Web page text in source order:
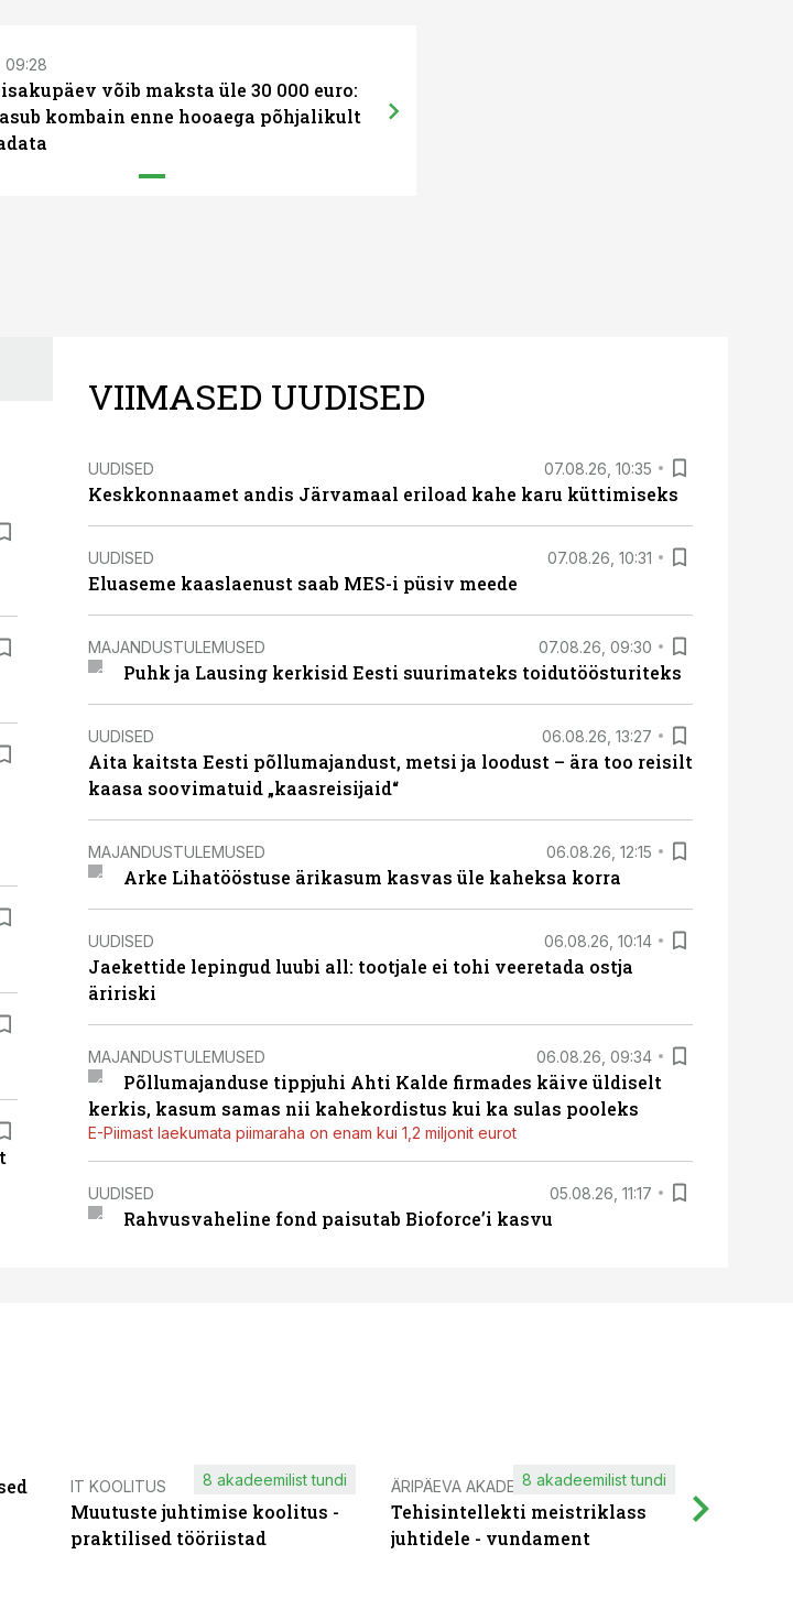
09:28
võib maksta üle 30 000 euro:
kombain enne hooaega põhjalikult
VIIMASED UUDISED
UUDISED 07.08.26, 10:35
Keskkonnaamet andis Järvamaal eriload kahe karu küttimiseks
UUDISED 07.08.26, 10:31
Eluaseme kaaslaenust saab MES-i püsiv meede
MAJANDUSTULEMUSED 07.08.26, 09:30
Puhk ja Lausing kerkisid Eesti suurimateks toidutöösturiteks
UUDISED 06.08.26, 13:27
Aita kaitsta Eesti põllumajandust, metsi ja loodust – ära too reisilt
kaasa soovimatuid „kaasreisijaid“
MAJANDUSTULEMUSED 06.08.26, 12:15
Arke Lihatööstuse ärikasum kasvas üle kaheksa korra
UUDISED 06.08.26, 10:14
Jaekettide lepingud luubi all: tootjale ei tohi veeretada ostja
äririski
MAJANDUSTULEMUSED 06.08.26, 09:34
Põllumajanduse tippjuhi Ahti Kalde firmades käive üldiselt
kerkis, kasum samas nii kahekordistus kui ka sulas pooleks
E-Piimast laekumata piimaraha on enam kui 1,2 miljonit eurot
UUDISED 05.08.26, 11:17
Rahvusvaheline fond paisutab Bioforce’i kasvu
IT KOOLITUS
Muutuste juhtimise koolitus -
praktilised tööriistad
8 akadeemilist tundi ÄRIPÄEVA AKADEEMIA
Tehisintellekti meistriklass
juhtidele - vundament
8 akadeemilist tundi